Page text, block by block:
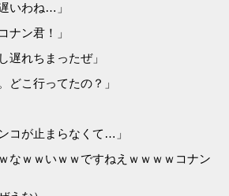
いわね…」
ナン君！」
遅れちまったぜ」
どこ行ってたの？」
コが止まらなくて…」
なｗｗいｗｗですねえｗｗｗｗコナン